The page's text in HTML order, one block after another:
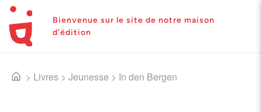
Bienvenue sur le site de notre maison
d'édition
> Livres > Jeunesse > In den Bergen